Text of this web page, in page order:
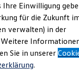
Ihre Einwilligung
für die Zukunft
verwalten) in der
Sie in unserer
.